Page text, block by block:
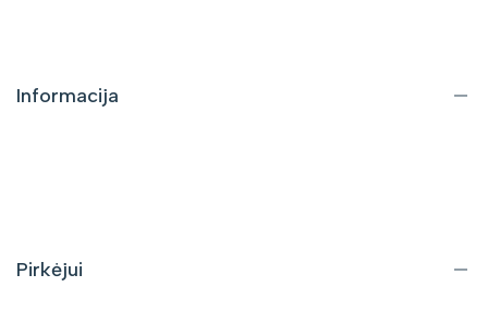
Informacija
Pirkėjui